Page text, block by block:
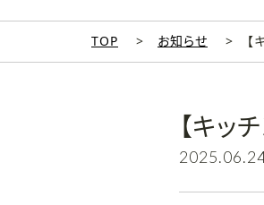
TOP お知らせ 【
【キッ